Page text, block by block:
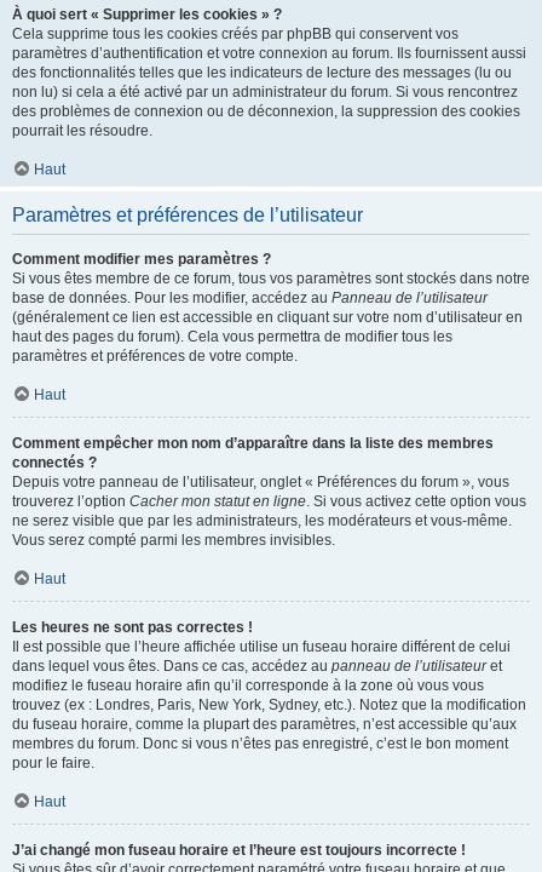
À quoi sert « Supprimer les cookies » ?
Cela supprime tous les cookies créés par phpBB qui conservent vos
paramètres d’authentification et votre connexion au forum. Ils fournissent aussi
des fonctionnalités telles que les indicateurs de lecture des messages (lu ou
non lu) si cela a été activé par un administrateur du forum. Si vous rencontrez
des problèmes de connexion ou de déconnexion, la suppression des cookies
pourrait les résoudre.
Haut
Paramètres et préférences de l’utilisateur
Comment modifier mes paramètres ?
Si vous êtes membre de ce forum, tous vos paramètres sont stockés dans notre
base de données. Pour les modifier, accédez au Panneau de l’utilisateur
(généralement ce lien est accessible en cliquant sur votre nom d’utilisateur en
haut des pages du forum). Cela vous permettra de modifier tous les
paramètres et préférences de votre compte.
Haut
Comment empêcher mon nom d’apparaître dans la liste des membres
connectés ?
Depuis votre panneau de l’utilisateur, onglet « Préférences du forum », vous
trouverez l’option Cacher mon statut en ligne. Si vous activez cette option vous
ne serez visible que par les administrateurs, les modérateurs et vous-même.
Vous serez compté parmi les membres invisibles.
Haut
Les heures ne sont pas correctes !
Il est possible que l’heure affichée utilise un fuseau horaire différent de celui
dans lequel vous êtes. Dans ce cas, accédez au panneau de l’utilisateuret
modifiez le fuseau horaire afin qu’il corresponde à la zone où vous vous
trouvez (ex : Londres, Paris, New York, Sydney, etc.). Notez que la modification
du fuseau horaire, comme la plupart des paramètres, n’est accessible qu’aux
membres du forum. Donc si vous n’êtes pas enregistré, c’est le bon moment
pour le faire.
Haut
J’ai changé mon fuseau horaire et l’heure est toujours incorrecte !